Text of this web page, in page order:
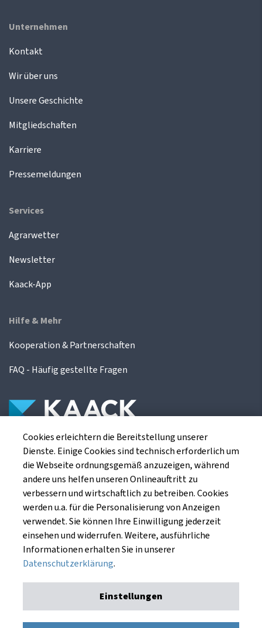
Unternehmen
Kontakt
Wir über uns
Unsere Geschichte
Mitgliedschaften
Karriere
Pressemeldungen
Services
Agrarwetter
Newsletter
Kaack-App
Hilfe & Mehr
Kooperation & Partnerschaften
FAQ - Häufig gestellte Fragen
Die Kaack Terminhandel GmbH ist ein
Finanzdienstleistungsinstitut für die europäischen
Agrarterminbörsen.
Kaack Terminhandel GmbH
Am Markt 8
49661 Cloppenburg
Datenschutzerklärung
Cookies erleichtern die Bereitstellung unserer
Dienste. Einige Cookies sind technisch erforderlich um
die Webseite ordnungsgemäß anzuzeigen, während
andere uns helfen unseren Onlineauftritt zu
verbessern und wirtschaftlich zu betreiben. Cookies
werden u.a. für die Personalisierung von Anzeigen
verwendet. Sie können Ihre Einwilligung jederzeit
einsehen und widerrufen. Weitere, ausführliche
Informationen erhalten Sie in unserer
Datenschutzerklärung.
Einstellungen